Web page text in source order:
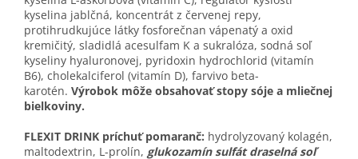
kyselina jablčná, koncentrát z červenej repy,
protihrudkujúce látky fosforečnan vápenatý a oxid
kremičitý, sladidlá acesulfam K a sukralóza, sodná soľ
kyseliny hyaluronovej, pyridoxin hydrochlorid (vitamín
B6), cholekalciferol (vitamín D), farvivo beta-
karotén. Výrobok môže obsahovať stopy sóje a mliečnej
bielkoviny.
FLEXIT DRINK príchuť pomaranč: hydrolyzovaný kolagén,
maltodextrin, L-prolín, glukozamín sulfát draselná soľ